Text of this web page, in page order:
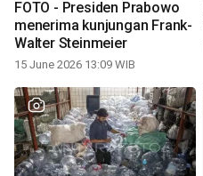
FOTO - Presiden Prabowo
menerima kunjungan Frank-
Walter Steinmeier
15 June 2026 13:09 WIB